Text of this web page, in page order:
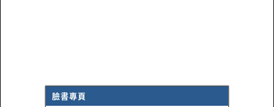
臉書專頁